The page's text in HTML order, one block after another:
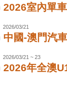
2026室內單
2026/03/21
中國-澳門汽
2026/03/21 ~ 23
2026年全澳